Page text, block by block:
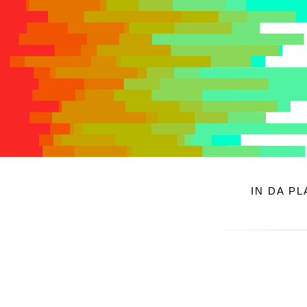
IN DA